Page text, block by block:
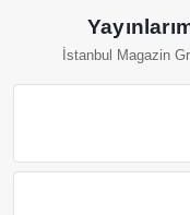
İstanbul Magazin